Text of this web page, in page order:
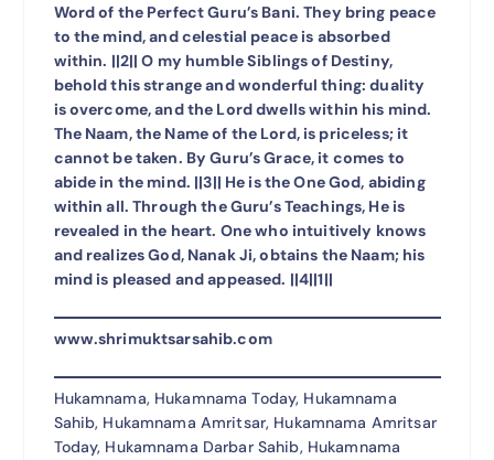
Word of the Perfect Guru’s Bani. They bring peace
to the mind, and celestial peace is absorbed
within. ||2|| O my humble Siblings of Destiny,
behold this strange and wonderful thing: duality
is overcome, and the Lord dwells within his mind.
The Naam, the Name of the Lord, is priceless; it
cannot be taken. By Guru’s Grace, it comes to
abide in the mind. ||3|| He is the One God, abiding
within all. Through the Guru’s Teachings, He is
revealed in the heart. One who intuitively knows
and realizes God, Nanak Ji, obtains the Naam; his
mind is pleased and appeased. ||4||1||
www.shrimuktsarsahib.com
Hukamnama, Hukamnama Today, Hukamnama
Sahib, Hukamnama Amritsar, Hukamnama Amritsar
Today, Hukamnama Darbar Sahib, Hukamnama